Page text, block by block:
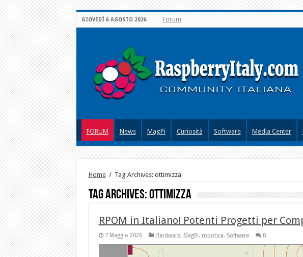
GIOVEDÌ 6 AGOSTO 2026 Forum
FORUM News MagPi Curiosità Software Media Center
Home / Tag Archives: ottimizza
Tag Archives:ottimizza
RPOM in Italiano! Potenti Progetti per
7 Maggio 2026 Hardware, MagPi, robotica, Software 0